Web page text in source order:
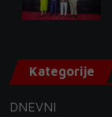
Kategorije
DNEVNI